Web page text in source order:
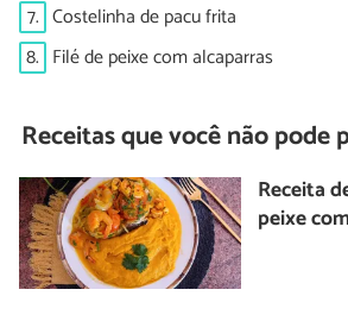
7. Costelinha de pacu frita
8. Filé de peixe com alcaparras
Receitas que você não pode
Receita
peixe